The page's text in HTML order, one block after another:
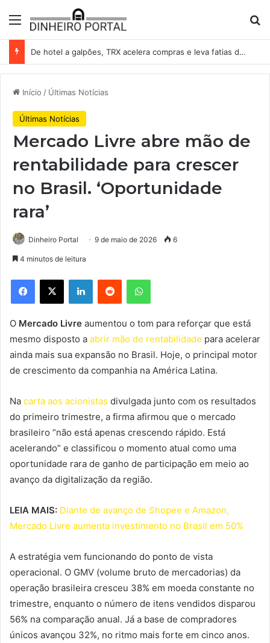
Menu
De hotel a galpões, TRX acelera compras e leva fatias de shoppings da Iguatemi por R$ 876 milhões
Início / Últimas Notícias
Últimas Notícias
Mercado Livre abre mão de
rentabilidade para crescer
no Brasil. ‘Oportunidade
rara’
Dinheiro Portal 9 de maio de 2026 6
4 minutos de leitura
Facebook
X LinkedinReddit WhatsApp
O Mercado Livre aumentou o tom para reforçar que está
mesmo disposto a abrir mão de rentabilidade para acelerar
ainda mais sua expansão no Brasil. Hoje, o principal motor
de crescimento da companhia na América Latina.
Na carta aos acionistas divulgada junto com os resultados
do primeiro trimestre, a firma afirmou que o mercado
brasileiro “não está apenas crescendo rápido. Está
acelerando” e classificou o momento atual como uma
oportunidade rara de ganho de participação em meio ao
avanço da digitalização da região.
LEIA MAIS: Diante de avanço de Shopee e Amazon,
Mercado Livre aumenta investimento no Brasil em 50%
A estratégia vem funcionando do ponto de vista
operacional. O GMV (volume bruto de mercadorias) da
operação brasileira cresceu 38% em moeda constante no
trimestre, enquanto o número de itens vendidos disparou
56% na comparação anual. Já a base de compradores
únicos avançou 32%, no ritmo mais forte em cinco anos.